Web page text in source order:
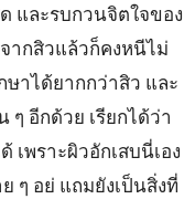
และรบกวนจิตใจของ
ากสิวแล้วก็คงหนีไม่
าได้ยากกว่าสิว และ
อีกด้วย เรียกได้ว่า
พราะผิวอักเสบนี่เอง
ๆ อย่ แถมยังเป็นสิ่งที่